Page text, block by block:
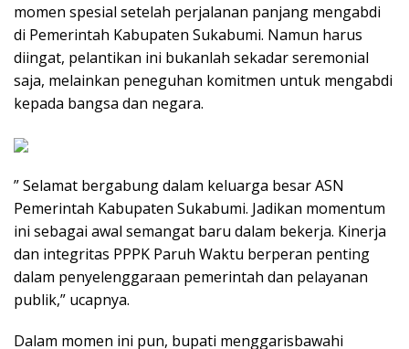
momen spesial setelah perjalanan panjang mengabdi
di Pemerintah Kabupaten Sukabumi. Namun harus
diingat, pelantikan ini bukanlah sekadar seremonial
saja, melainkan peneguhan komitmen untuk mengabdi
kepada bangsa dan negara.
” Selamat bergabung dalam keluarga besar ASN
Pemerintah Kabupaten Sukabumi. Jadikan momentum
ini sebagai awal semangat baru dalam bekerja. Kinerja
dan integritas PPPK Paruh Waktu berperan penting
dalam penyelenggaraan pemerintah dan pelayanan
publik,” ucapnya.
Dalam momen ini pun, bupati menggarisbawahi